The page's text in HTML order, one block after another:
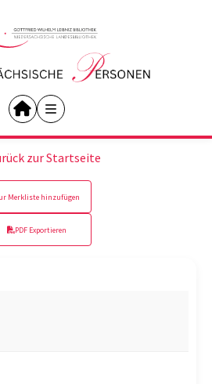
zur Startseite
Merkliste hinzufügen
PDF Exportieren